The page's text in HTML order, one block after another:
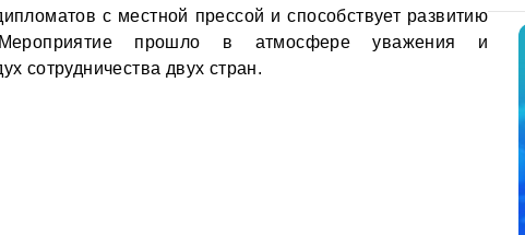
с местной прессой и способствует развитию
Мероприятие прошло в атмосфере уважения и
сотрудничества двух стран.